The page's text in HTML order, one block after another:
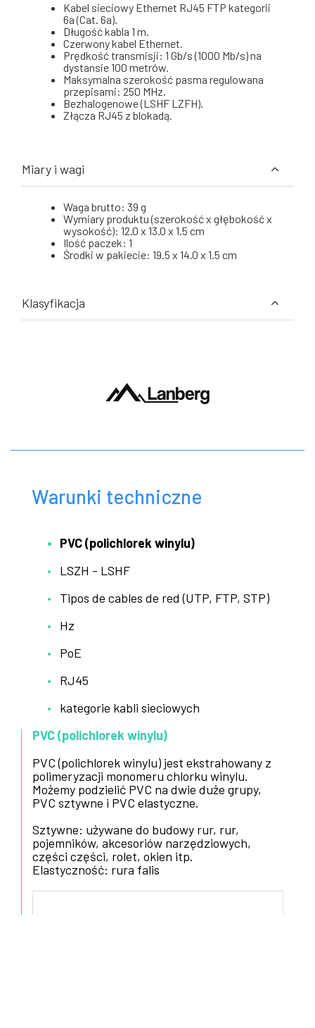
Kabel sieciowy Ethernet RJ45 FTP kategorii
6a (Cat. 6a).
Długość kabla 1 m.
Czerwony kabel Ethernet.
Prędkość transmisji: 1 Gb/s (1000 Mb/s) na
dystansie 100 metrów.
Maksymalna szerokość pasma regulowana
przepisami: 250 MHz.
Bezhalogenowe (LSHF LZFH).
Złącza RJ45 z blokadą.
Miary i wagi
Waga brutto: 39 g
Wymiary produktu (szerokość x głębokość x
wysokość): 12.0 x 13.0 x 1.5 cm
Ilość paczek: 1
Środki w pakiecie: 19.5 x 14.0 x 1.5 cm
Klasyfikacja
Warunki techniczne
PVC (polichlorek winylu)
LSZH - LSHF
Tipos de cables de red (UTP, FTP, STP)
Hz
PoE
RJ45
kategorie kabli sieciowych
PVC (polichlorek winylu)
PVC (polichlorek winylu) jest ekstrahowany z
polimeryzacji monomeru chlorku winylu.
Możemy podzielić PVC na dwie duże grupy,
PVC sztywne i PVC elastyczne.
Sztywne: używane do budowy rur, rur,
pojemników, akcesoriów narzędziowych,
części części, rolet, okien itp.
Elastyczność: rura falis